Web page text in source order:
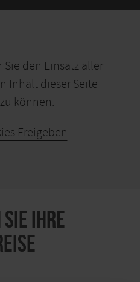
den Einsatz aller
Inhalt dieser Seite
können.
Freigeben
IHRE